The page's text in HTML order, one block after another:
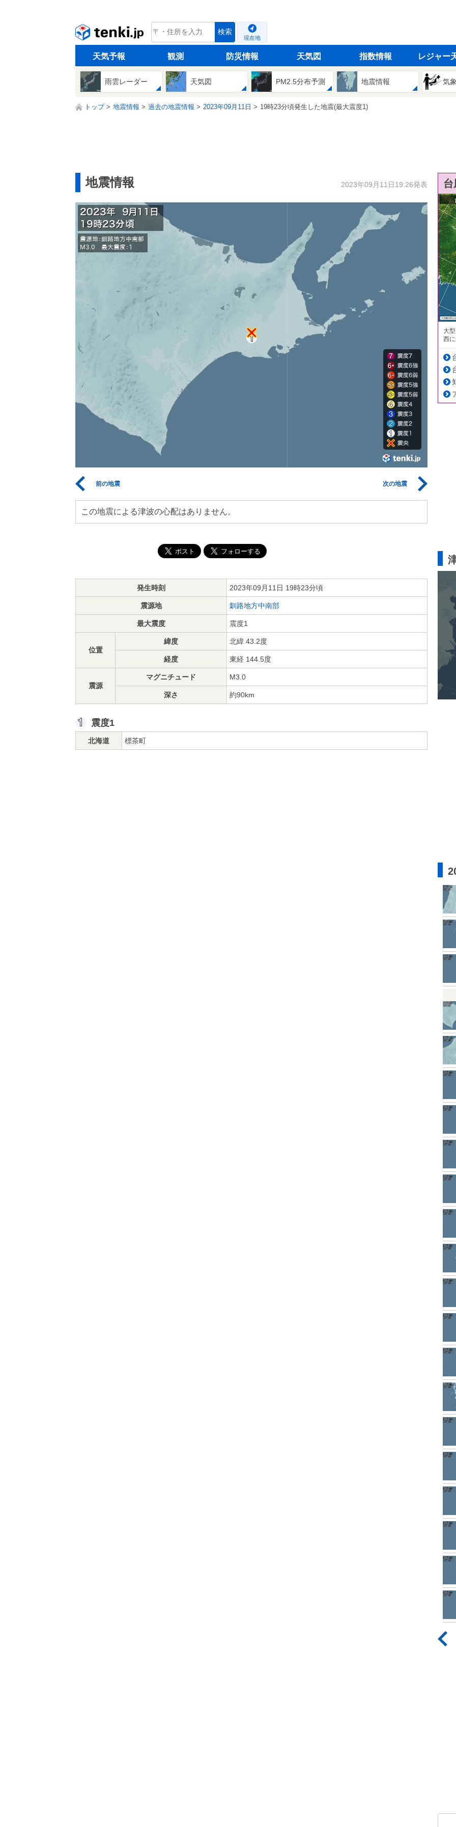
tenki.jp 検索
現在地
天気予報 観測 防災情報 天気図 指数情報 レジャー
雨雲レーダー 天気図 PM2.5分布予測 地震情報 気
トップ 地震情報 過去の地震情報 2023年09月11日 19時23分頃発生した地震(最大震度1)
地震情報 2023年09月11日19:26発表
前の地震 次の地震
この地震による津波の心配はありません。
発生時刻 2023年09月11日 19時23分頃
震源地 釧路地方中南部
最大震度 震度1
位置
緯度 北緯 43.2度
経度 東経 144.5度
震源
マグニチュード M3.0
深さ 約90km
震度1
北海道 標茶町
大
西